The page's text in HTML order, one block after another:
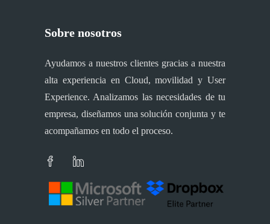
Sobre nosotros
Ayudamos a nuestros clientes gracias a nuestra
alta experiencia en Cloud, movilidad y User
Experience. Analizamos las necesidades de tu
empresa, diseñamos una solución conjunta y te
acompañamos en todo el proceso.